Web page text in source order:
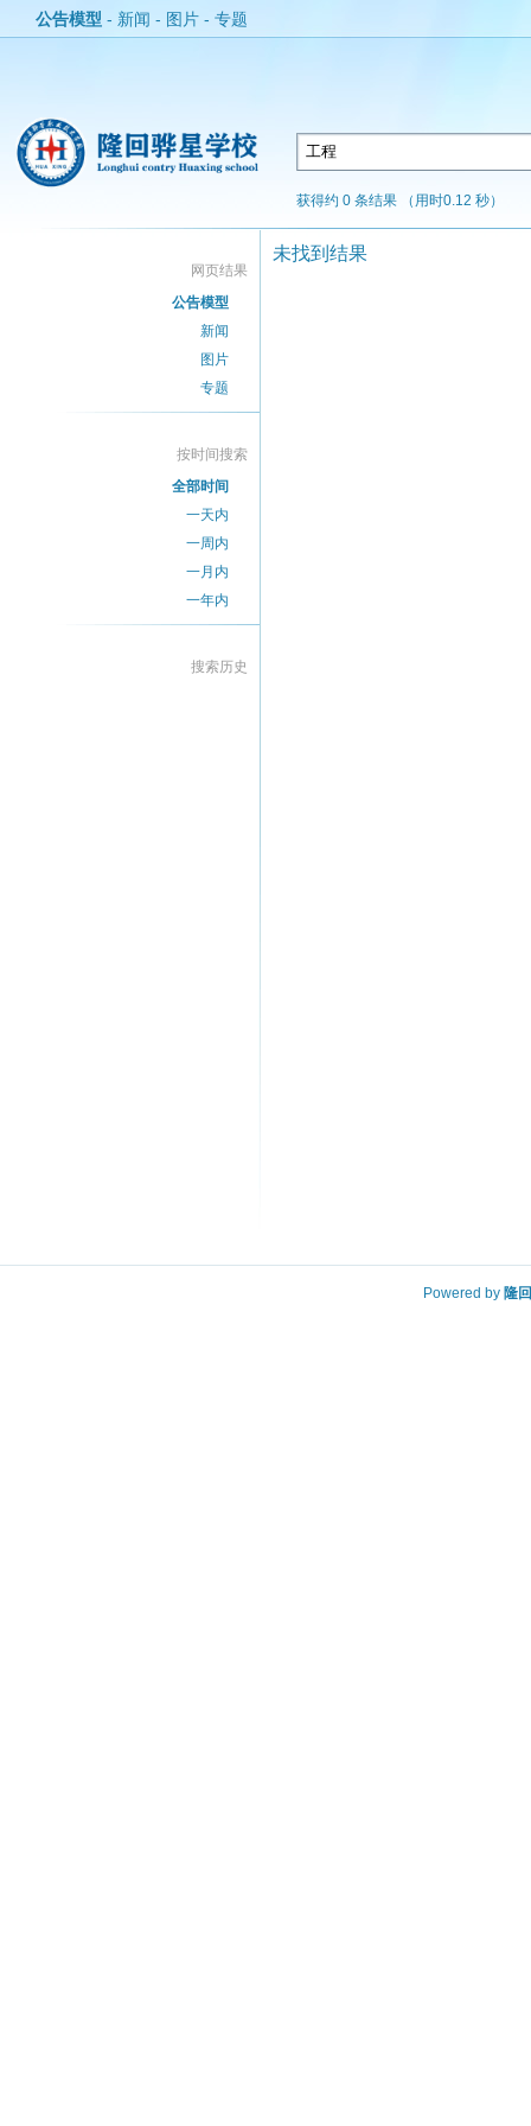
公告模型 - 新闻 - 图片 - 专题
获得约 0 条结果 （用时0.12 秒）
网页结果
公告模型
新闻
图片
专题
按时间搜索
全部时间
一天内
一周内
一月内
一年内
搜索历史
未找到结果
Powered by 隆